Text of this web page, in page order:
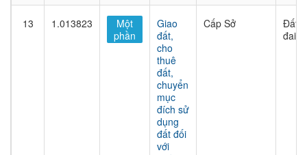
13 1.013823
Một
phần
Giao
đất,
cho
thuê
đất,
chuyển
mục
đích sử
dụng
đất đối
với
Cấp Sở
Đất
đai